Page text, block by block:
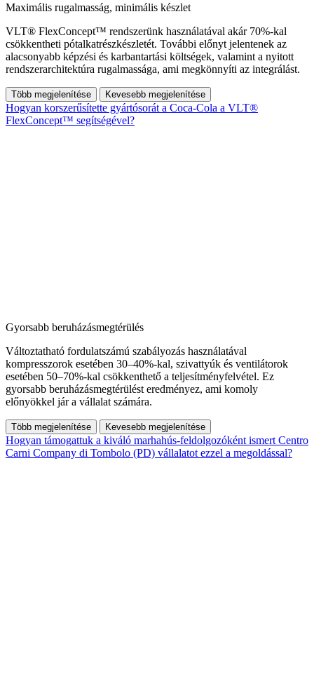
Maximális rugalmasság, minimális készlet
VLT® FlexConcept™ rendszerünk használatával akár 70%-kal
csökkentheti pótalkatrészkészletét. További előnyt jelentenek az
alacsonyabb képzési és karbantartási költségek, valamint a nyitott
rendszerarchitektúra rugalmassága, ami megkönnyíti az integrálást.
Több megjelenítése Kevesebb megjelenítése
Hogyan korszerűsítette gyártósorát a Coca-Cola a VLT®
FlexConcept™ segítségével?
Gyorsabb beruházásmegtérülés
Változtatható fordulatszámú szabályozás használatával
kompresszorok esetében 30–40%-kal, szivattyúk és ventilátorok
esetében 50–70%-kal csökkenthető a teljesítményfelvétel. Ez
gyorsabb beruházásmegtérülést eredményez, ami komoly
előnyökkel jár a vállalat számára.
Több megjelenítése Kevesebb megjelenítése
Hogyan támogattuk a kiváló marhahús-feldolgozóként ismert Centro
Carni Company di Tombolo (PD) vállalatot ezzel a megoldással?